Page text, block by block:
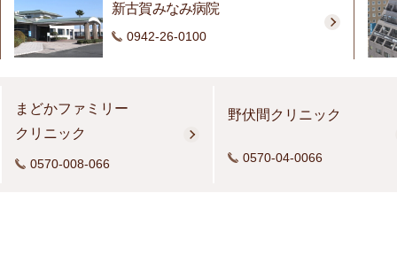
新古賀みなみ病院
0942-26-0100
まどかファミリー
クリニック
0570-008-066
野伏間クリニック
0570-04-0066